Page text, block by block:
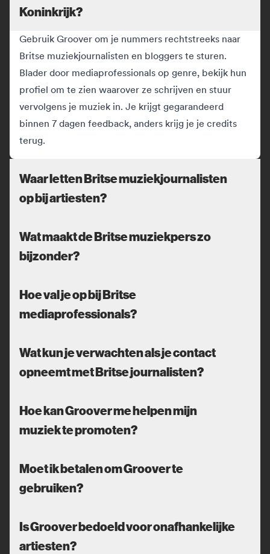
Koninkrijk?
Gebruik Groover om je nummers rechtstreeks naar
Britse muziekjournalisten en bloggers te sturen.
Blader door mediaprofessionals op genre, bekijk hun
profiel om te zien waarover ze schrijven en stuur
vervolgens je muziek in. Je krijgt gegarandeerd
binnen 7 dagen feedback, anders krijg je je credits
terug.
Waar letten Britse muziekjournalisten
op bij artiesten?
Wat maakt de Britse muziekpers zo
bijzonder?
Hoe val je op bij Britse
mediaprofessionals?
Wat kun je verwachten als je contact
opneemt met Britse journalisten?
Hoe kan Groover me helpen mijn
muziek te promoten?
Moet ik betalen om Groover te
gebruiken?
Is Groover bedoeld voor onafhankelijke
artiesten?